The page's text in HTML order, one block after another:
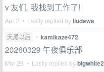
v 友们, 我找到工作了!
Apr 2 • Lastly replied byliudewa
天黑以后 • kamikaze472
20260329 午夜俱乐部
Mar 29 • Lastly replied bybigwhite2